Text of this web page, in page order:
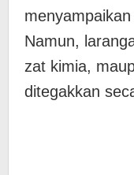
Namun,
zat kimia,
ditegakkan